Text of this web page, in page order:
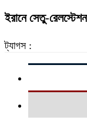
ইরানে সেতু-
ট্যাগস :